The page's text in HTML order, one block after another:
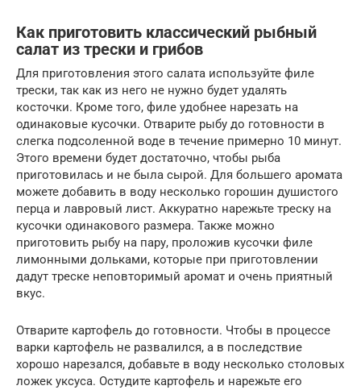
Как приготовить классический рыбный
салат из трески и грибов
Для приготовления этого салата используйте филе
трески, так как из него не нужно будет удалять
косточки. Кроме того, филе удобнее нарезать на
одинаковые кусочки. Отварите рыбу до готовности в
слегка подсоленной воде в течение примерно 10 минут.
Этого времени будет достаточно, чтобы рыба
приготовилась и не была сырой. Для большего аромата
можете добавить в воду несколько горошин душистого
перца и лавровый лист. Аккуратно нарежьте треску на
кусочки одинакового размера. Также можно
приготовить рыбу на пару, проложив кусочки филе
лимонными дольками, которые при приготовлении
дадут треске неповторимый аромат и очень приятный
вкус.
Отварите картофель до готовности. Чтобы в процессе
варки картофель не развалился, а в последствие
хорошо нарезался, добавьте в воду несколько столовых
ложек уксуса. Остудите картофель и нарежьте его